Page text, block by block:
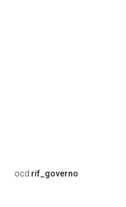
ocd:rif_governo